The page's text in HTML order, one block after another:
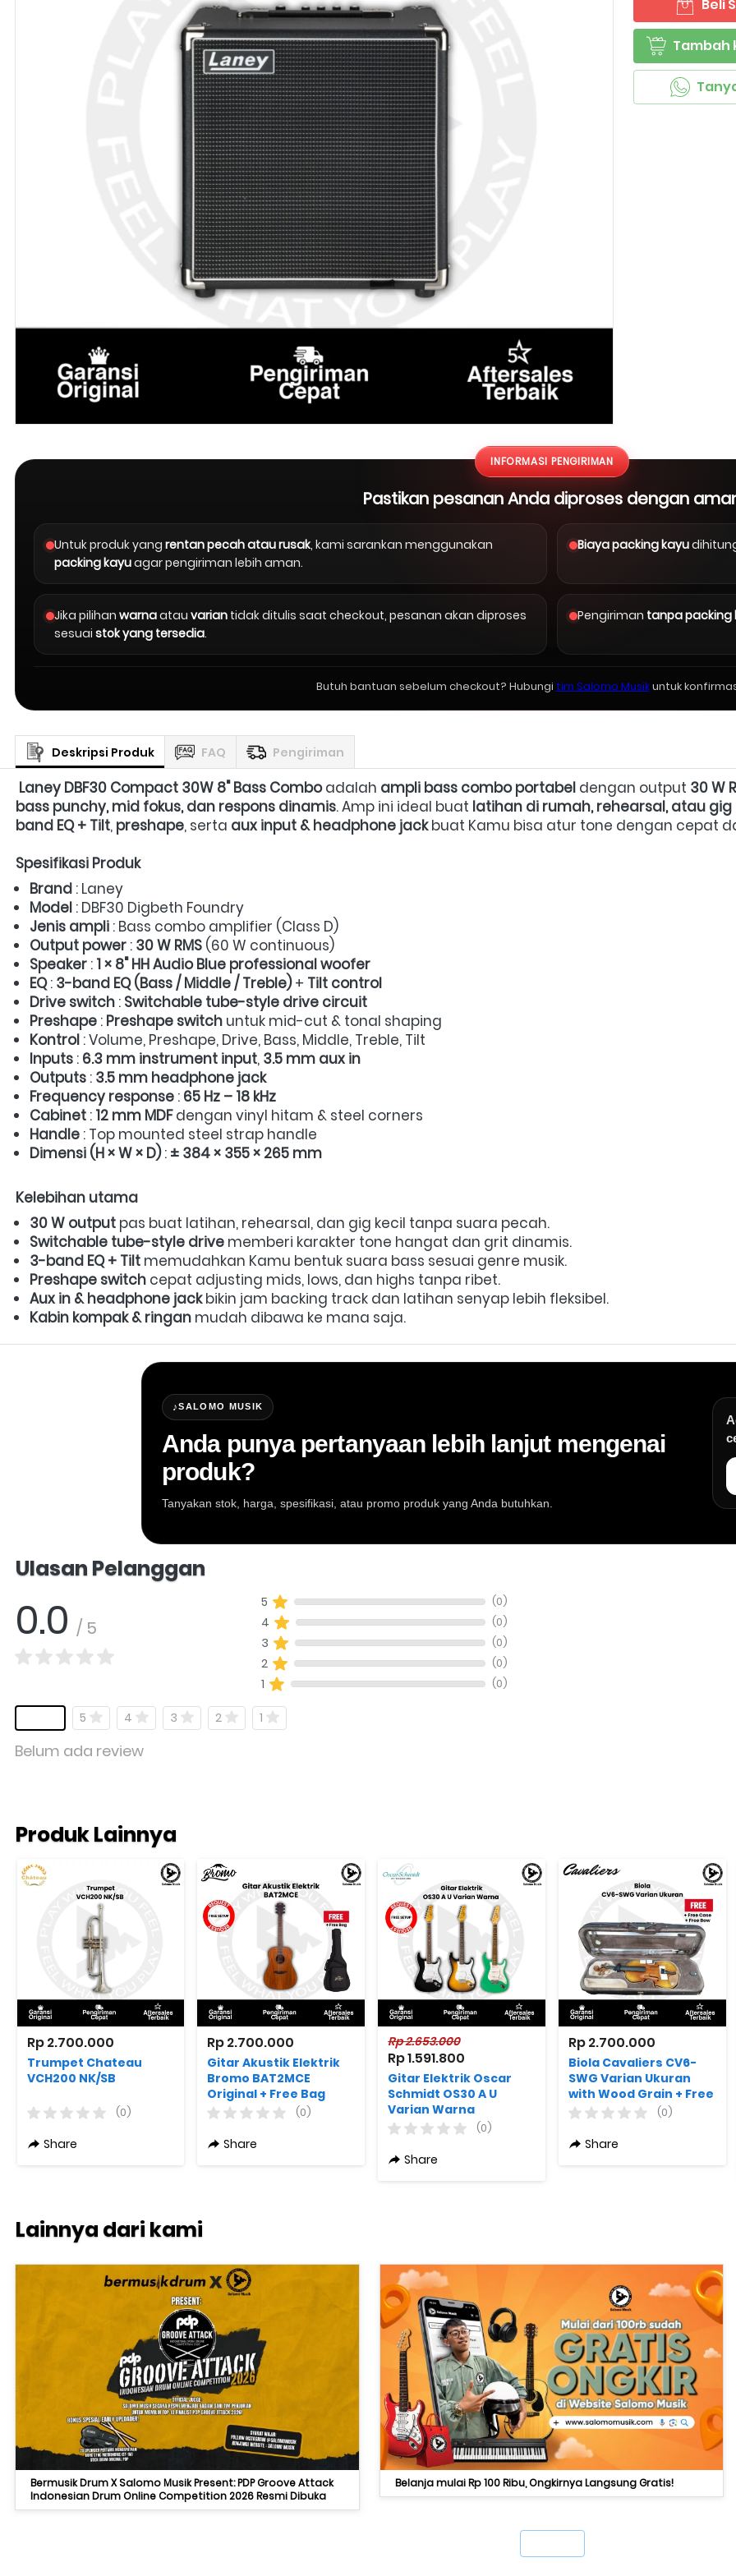
` Beli
` Tambah
`
INFORMASI PENGIRIMAN
Pastikan pesanan Anda diproses dengan
Untuk produk yang rentan pecah atau rusak, kami sarankan menggunakan
packing kayuagar pengiriman lebih aman.
Biaya packing kayu
Jika pilihan warnaatau varian tidak ditulis saat checkout, pesanan akan diproses
sesuai stok yang tersedia.
Pengiriman tanpa packing
Butuh bantuan sebelum checkout? Hubungi tim Salomo Musikuntuk
Deskripsi Produk FAQ Pengiriman
Laney DBF30 Compact 30W 8" Bass Combo adalah ampli bass combo portabel dengan output 30 W
bass punchy, mid fokus, dan respons dinamis. Amp ini ideal buat latihan di rumah, rehearsal, atau gig
band EQ + Tilt, preshape, serta aux input & headphone jack buat Kamu bisa atur tone dengan cepat
Spesifikasi Produk
Brand : Laney
Model : DBF30 Digbeth Foundry
Jenis ampli : Bass combo amplifier (Class D)
Output power : 30 W RMS (60 W continuous)
Speaker : 1 × 8" HH Audio Blue professional woofer
EQ : 3-band EQ (Bass / Middle / Treble) + Tilt control
Drive switch : Switchable tube-style drive circuit
Preshape : Preshape switch untuk mid-cut & tonal shaping
Kontrol : Volume, Preshape, Drive, Bass, Middle, Treble, Tilt
Inputs : 6.3 mm instrument input, 3.5 mm aux in
Outputs : 3.5 mm headphone jack
Frequency response : 65 Hz – 18 kHz
Cabinet : 12 mm MDF dengan vinyl hitam & steel corners
Handle : Top mounted steel strap handle
Dimensi (H × W × D) : ± 384 × 355 × 265 mm
Kelebihan utama
30 W output pas buat latihan, rehearsal, dan gig kecil tanpa suara pecah.
Switchable tube-style drive memberi karakter tone hangat dan grit dinamis.
3-band EQ + Tilt memudahkan Kamu bentuk suara bass sesuai genre musik.
Preshape switch cepat adjusting mids, lows, dan highs tanpa ribet.
Aux in & headphone jack bikin jam backing track dan latihan senyap lebih fleksibel.
Kabin kompak & ringan mudah dibawa ke mana saja.
♪SALOMO MUSIK
Anda punya pertanyaan lebih lanjut mengenai
produk?
Tanyakan stok, harga, spesifikasi, atau promo produk yang Anda butuhkan.
Ulasan Pelanggan
0.0 / 5
5 (0)
4 (0)
3 (0)
2 (0)
1 (0)
5 4 3 2 1
Belum ada review
Produk Lainnya
Rp 2.700.000
Trumpet Chateau
VCH200 NK/SB
(0)
Share
Rp 2.700.000
Gitar Akustik Elektrik
Bromo BAT2MCE
Original + Free Bag
(0)
Share
Rp 2.653.000
Rp 1.591.800
Gitar Elektrik Oscar
Schmidt OS30 A U
Varian Warna
(0)
Share
Rp 2.700.000
Biola Cavaliers CV6-
SWG Varian Ukuran
with Wood Grain + Free
Case + Free Bow
(0)
Share
Lainnya dari kami
Bermusik Drum X Salomo Musik Present: PDP Groove Attack
Indonesian Drum Online Competition 2026 Resmi Dibuka
Belanja mulai Rp 100 Ribu, Ongkirnya Langsung Gratis!